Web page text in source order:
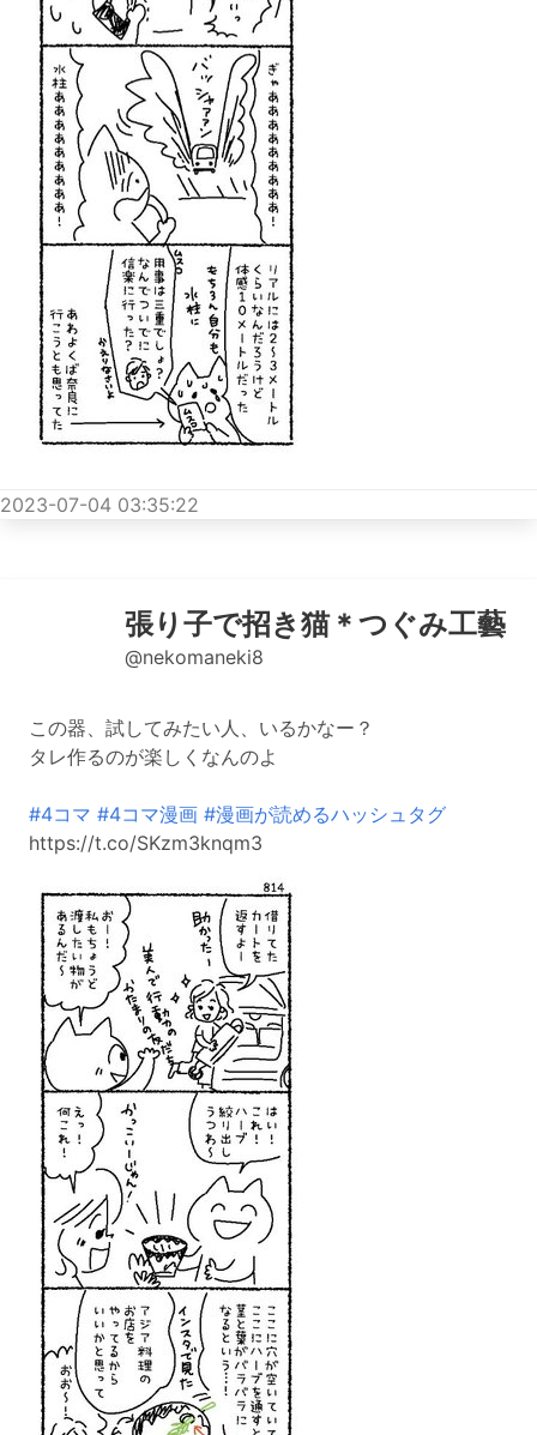
2023-07-04 03:35:22
張り子で招き猫＊つぐみ工藝
@nekomaneki8
この器、試してみたい人、いるかなー？
タレ作るのが楽しくなんのよ
#4コマ #4コマ漫画 #漫画が読めるハッシュタグ
https://t.co/SKzm3knqm3